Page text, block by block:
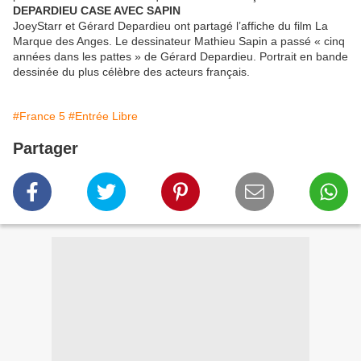
DEPARDIEU CASE AVEC SAPIN
JoeyStarr et Gérard Depardieu ont partagé l’affiche du film La
Marque des Anges. Le dessinateur Mathieu Sapin a passé « cinq
années dans les pattes » de Gérard Depardieu. Portrait en bande
dessinée du plus célèbre des acteurs français.
#France 5 #Entrée Libre
Partager